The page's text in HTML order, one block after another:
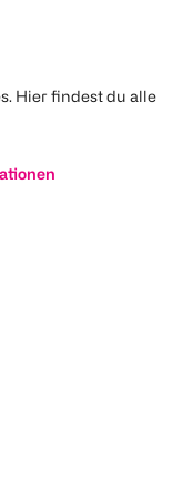
Hier findest du alle